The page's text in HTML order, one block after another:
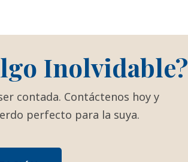
Inolvidable?
contada. Contáctenos hoy y
perfecto para la suya.